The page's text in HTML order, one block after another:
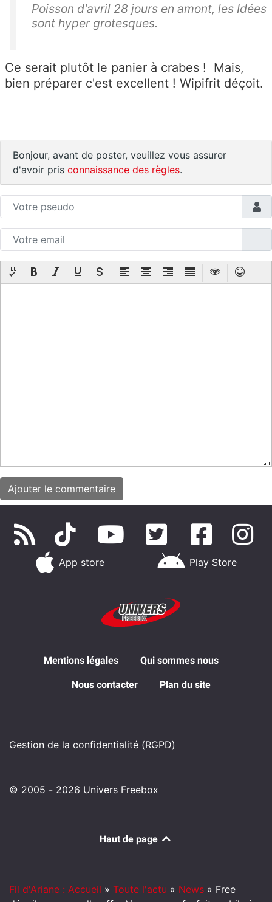
Poisson d'avril 28 jours en amont, les Idées
sont hyper grotesques.
Ce serait plutôt le panier à crabes ! Mais,
bien préparer c'est excellent ! Wipifrit déçoit.
Bonjour, avant de poster, veuillez vous assurer
d'avoir pris connaissance des règles.
App store Play Store
Mentions légales Qui sommes nous
Nous contacter Plan du site
Gestion de la confidentialité (RGPD)
© 2005 - 2026 Univers Freebox
Haut de page
Fil d'Ariane : Accueil » Toute l'actu » News » Free